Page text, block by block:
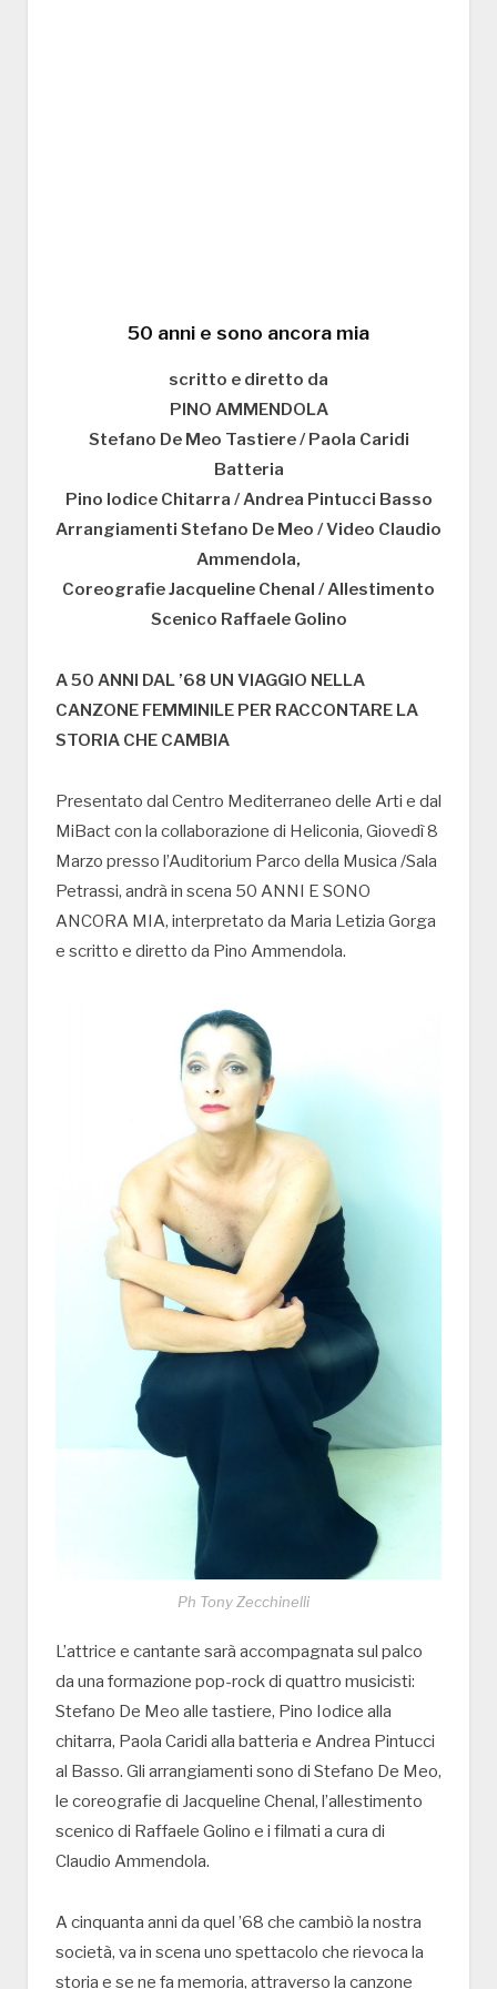
50 anni e sono ancora mia
scritto e diretto da
PINO AMMENDOLA
Stefano De Meo Tastiere / Paola Caridi
Batteria
Pino Iodice Chitarra / Andrea Pintucci Basso
Arrangiamenti Stefano De Meo / Video Claudio
Ammendola,
Coreografie Jacqueline Chenal / Allestimento
Scenico Raffaele Golino
A 50 ANNI DAL ’68 UN VIAGGIO NELLA
CANZONE FEMMINILE PER RACCONTARE LA
STORIA CHE CAMBIA
Presentato dal Centro Mediterraneo delle Arti e dal
MiBact con la collaborazione di Heliconia, Giovedì 8
Marzo presso l’Auditorium Parco della Musica /Sala
Petrassi, andrà in scena 50 ANNI E SONO
ANCORA MIA, interpretato da Maria Letizia Gorga
e scritto e diretto da Pino Ammendola.
Ph Tony Zecchinelli
L’attrice e cantante sarà accompagnata sul palco
da una formazione pop-rock di quattro musicisti:
Stefano De Meo alle tastiere, Pino Iodice alla
chitarra, Paola Caridi alla batteria e Andrea Pintucci
al Basso. Gli arrangiamenti sono di Stefano De Meo,
le coreografie di Jacqueline Chenal, l’allestimento
scenico di Raffaele Golino e i filmati a cura di
Claudio Ammendola.
A cinquanta anni da quel ’68 che cambiò la nostra
società, va in scena uno spettacolo che rievoca la
storia e se ne fa memoria, attraverso la canzone